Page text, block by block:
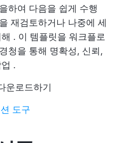
하여 다음을 쉽게 수행
재검토하거나 나중에 세
. 이 템플릿을 워크플로
청을 통해 명확성, 신뢰,
.
운로드하기
도구